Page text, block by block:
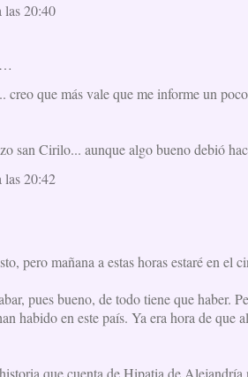
las 20:40
creo que más vale que me informe un
san Cirilo... aunque algo bueno debió
las 20:42
pero mañana a estas horas estaré en el
pues bueno, de todo tiene que haber.
habido en este país. Ya era hora de
que cuenta de Hipatia de Alejandría